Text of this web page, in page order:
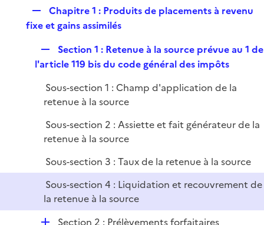
r
r
p
l
r
e
l
i
e
r
Chapitre 1 : Produits de placements à revenu
fixe et gains assimilés
e
l
i
r
Section 1 : Retenue à la source prévue au 1 de
l'article 119 bis du code général des impôts
Sous-section 1 : Champ d'application de la
retenue à la source
Sous-section 2 : Assiette et fait générateur de la
retenue à la source
Sous-section 3 : Taux de la retenue à la source
Sous-section 4 : Liquidation et recouvrement de
la retenue à la source
D